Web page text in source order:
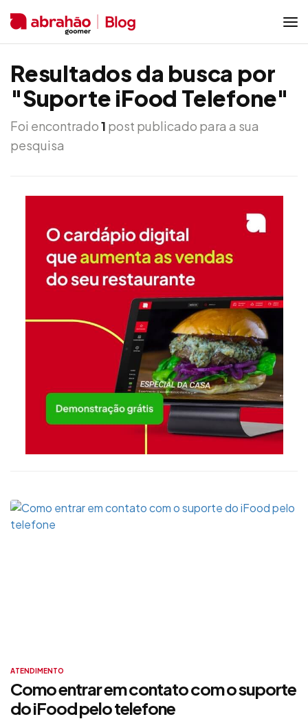
Resultados da busca por
"Suporte iFood Telefone"
Foi encontrado1 post publicado para a sua
pesquisa
ATENDIMENTO
Como entrar em contato com o suporte
do iFood pelo telefone